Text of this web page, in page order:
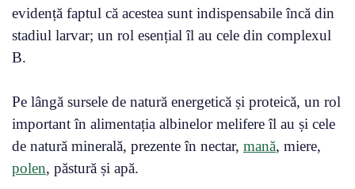
evidență faptul că acestea sunt indispensabile încă din
stadiul larvar; un rol esențial îl au cele din complexul
B.
Pe lângă sursele de natură energetică și proteică, un rol
important în alimentația albinelor melifere îl au și cele
de natură minerală, prezente în nectar, mană, miere,
polen, păstură și apă.